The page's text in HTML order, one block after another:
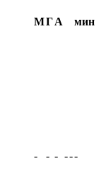
МГА мин
- - - ---